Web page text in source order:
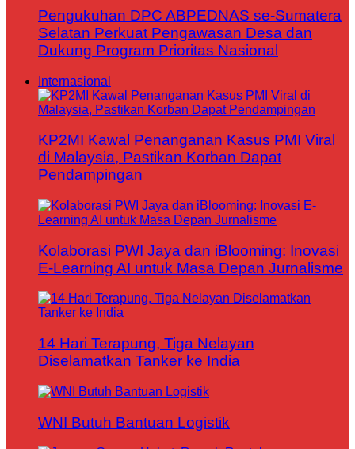
Pengukuhan DPC ABPEDNAS se-Sumatera
Selatan Perkuat Pengawasan Desa dan
Dukung Program Prioritas Nasional
Internasional
KP2MI Kawal Penanganan Kasus PMI Viral
di Malaysia, Pastikan Korban Dapat
Pendampingan
Kolaborasi PWI Jaya dan iBlooming: Inovasi
E-Learning AI untuk Masa Depan Jurnalisme
14 Hari Terapung, Tiga Nelayan
Diselamatkan Tanker ke India
WNI Butuh Bantuan Logistik